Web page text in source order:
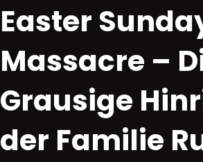
Easter
Massacre –
Grausige
der Familie